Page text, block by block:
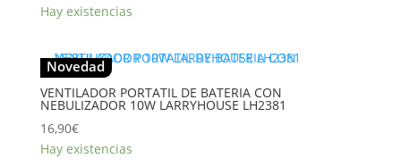
Hay existencias
Novedad
VENTILADOR PORTATIL DE BATERIA CON
NEBULIZADOR 10W LARRYHOUSE LH2381
16,90€
Hay existencias